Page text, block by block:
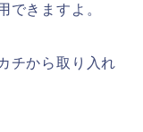
できますよ。
チから取り入れ